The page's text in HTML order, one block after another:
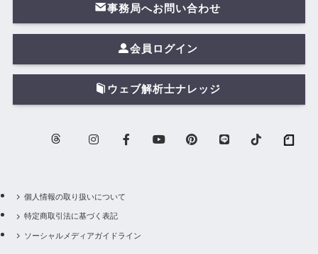
事務局へお問い合わせ
会員ログイン
ウェブ解析士ナレッジ
個人情報の取り扱いについて
特定商取引法に基づく表記
ソーシャルメディアガイドライン